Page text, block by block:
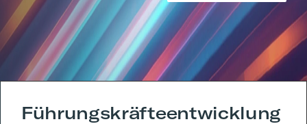
Führungskräfteentwicklung